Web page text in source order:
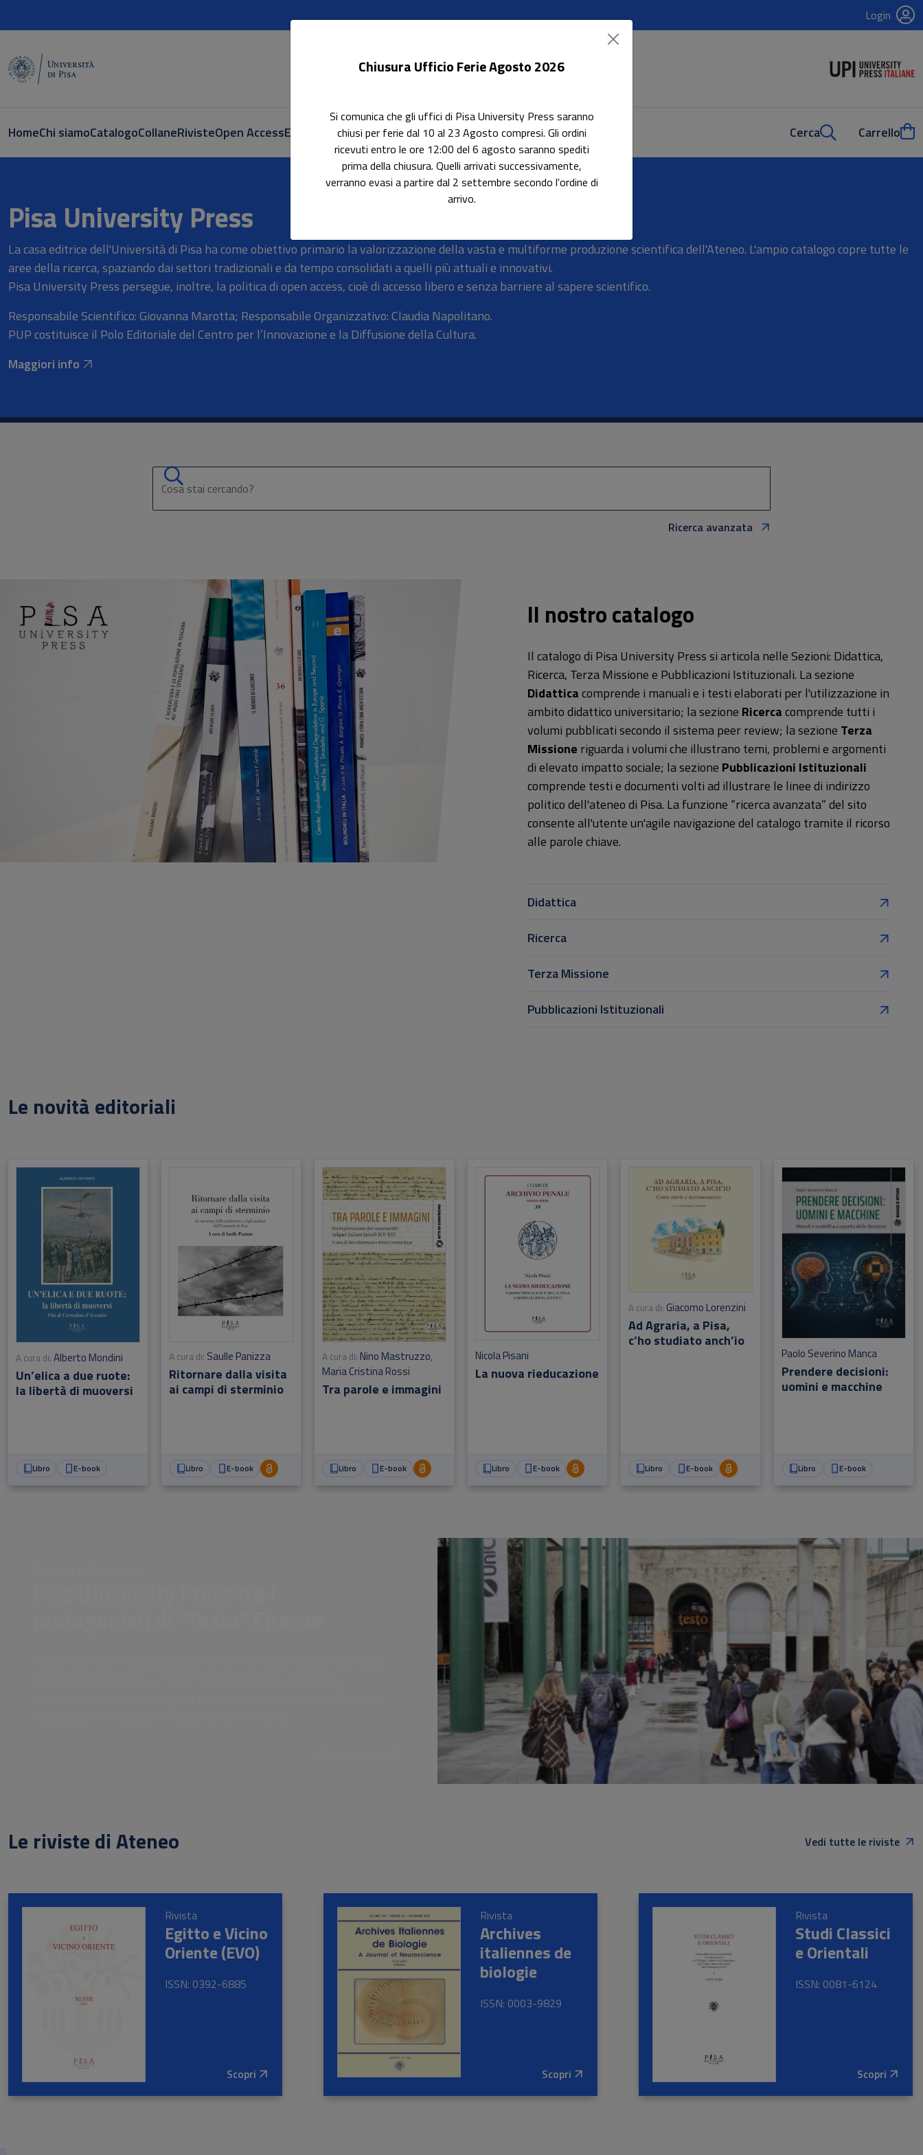
Login
HomeChi siamoCatalogoCollaneRivisteOpen AccessE-book AccessibiliIn evidenzaPubblica con noi Cerca Carrello
Vendita online Libri - PisaUniversityPress.it
Pisa University Press
La casa editrice dell'Università di Pisa ha come obiettivo primario la valorizzazione della vasta e multiforme produzione scientifica dell'Ateneo. L'ampio catalogo copre tutte le
aree della ricerca, spaziando dai settori tradizionali e da tempo consolidati a quelli più attuali e innovativi.
Pisa University Press persegue, inoltre, la politica di open access, cioè di accesso libero e senza barriere al sapere scientifico.
Responsabile Scientifico: Giovanna Marotta; Responsabile Organizzativo: Claudia Napolitano.
PUP costituisce il Polo Editoriale del Centro per l’Innovazione e la Diffusione della Cultura.
Maggiori info
Ricerca avanzata
Il nostro catalogo
Il catalogo di Pisa University Press si articola nelle Sezioni: Didattica,
Ricerca, Terza Missione e Pubblicazioni Istituzionali. La sezione
Didatticacomprende i manuali e i testi elaborati per l'utilizzazione in
ambito didattico universitario; la sezione Ricercacomprende tutti i
volumi pubblicati secondo il sistema peer review; la sezione Terza
Missione riguarda i volumi che illustrano temi, problemi e argomenti
di elevato impatto sociale; la sezione Pubblicazioni Istituzionali
comprende testi e documenti volti ad illustrare le linee di indirizzo
politico dell'ateneo di Pisa. La funzione “ricerca avanzata” del sito
consente all'utente un'agile navigazione del catalogo tramite il ricorso
alle parole chiave.
Didattica
Ricerca
Terza Missione
Pubblicazioni Istituzionali
Le novità editoriali
Un’elica a due ruote:
la libertà di muoversi
A cura di: Alberto Mondini
Libro E-book
Ritornare dalla visita
ai campi di sterminio
A cura di: Saulle Panizza
Libro E-book
Tra parole e immagini
A cura di: Nino Mastruzzo,
Maria Cristina Rossi
Libro E-book
La nuova rieducazione
Nicola Pisani
Libro E-book
Ad Agraria, a Pisa,
c’ho studiato anch’io
A cura di: Giacomo Lorenzini
Libro E-book
Prendere decisioni:
uomini e macchine
Paolo Severino Manca
Libro E-book
Le riviste di Ateneo Vedi tutte le riviste
Rivista
Egitto e Vicino
Oriente (EVO)
ISSN: 0392-6885
Scopri
Rivista
Archives
italiennes de
biologie
ISSN: 0003-9829
Scopri
Rivista
Studi Classici
e Orientali
ISSN: 0081-6124
Scopri
Chiusura Ufficio Ferie Agosto 2026
Si comunica che gli uffici di Pisa University Press saranno
chiusi per ferie dal 10 al 23 Agosto compresi. Gli ordini
ricevuti entro le ore 12:00 del 6 agosto saranno spediti
prima della chiusura. Quelli arrivati successivamente,
verranno evasi a partire dal 2 settembre secondo l'ordine di
arrivo.